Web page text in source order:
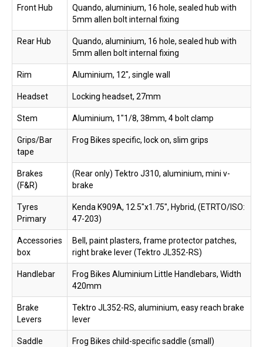
Front Hub
Quando, aluminium, 16 hole, sealed hub with
5mm allen bolt internal fixing
Rear Hub
Quando, aluminium, 16 hole, sealed hub with
5mm allen bolt internal fixing
Rim Aluminium, 12", single wall
Headset Locking headset, 27mm
Stem Aluminium, 1"1/8, 38mm, 4 bolt clamp
Grips/Bar
tape
Frog Bikes specific, lock on, slim grips
Brakes
(F&R)
(Rear only) Tektro J310, aluminium, mini v-
brake
Tyres
Primary
Kenda K909A, 12.5"x1.75", Hybrid, (ETRTO/ISO:
47-203)
Accessories
box
Bell, paint plasters, frame protector patches,
right brake lever (Tektro JL352-RS)
Handlebar
Frog Bikes Aluminium Little Handlebars, Width
420mm
Brake
Levers
Tektro JL352-RS, aluminium, easy reach brake
lever
Saddle Frog Bikes child-specific saddle (small)